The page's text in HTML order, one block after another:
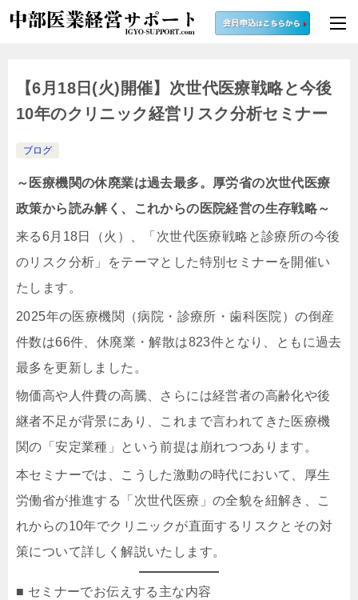
【6月18日(火)開催】次世代医療戦略と今後
10年のクリニック経営リスク分析セミナー
ブログ
～医療機関の休廃業は過去最多。厚労省の次世代医療
政策から読み解く、これからの医院経営の生存戦略～
来る6月18日（火）、「次世代医療戦略と診療所の今後
のリスク分析」をテーマとした特別セミナーを開催い
たします。
2025年の医療機関（病院・診療所・歯科医院）の倒産
件数は66件、休廃業・解散は823件となり、ともに過去
最多を更新しました。
物価高や人件費の高騰、さらには経営者の高齢化や後
継者不足が背景にあり、これまで言われてきた医療機
関の「安定業種」という前提は崩れつつあります。
本セミナーでは、こうした激動の時代において、厚生
労働省が推進する「次世代医療」の全貌を紐解き、こ
れからの10年でクリニックが直面するリスクとその対
策について詳しく解説いたします。
■ セミナーでお伝えする主な内容